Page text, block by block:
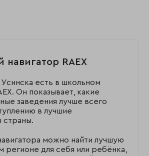
навигатор RAEX
есть в школьном
Он показывает, какие
заведения лучше всего
в лучшие
страны.
можно найти лучшую
регионе для себя или ребёнка,